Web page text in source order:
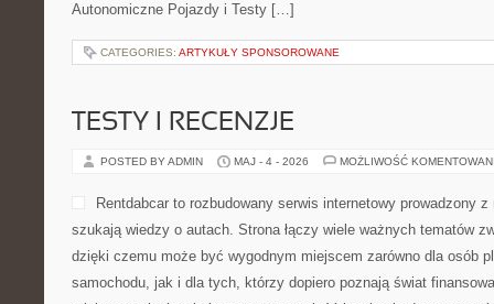
Autonomiczne Pojazdy i Testy […]
CATEGORIES: ARTYKUŁY SPONSOROWANE
TESTY I RECENZJE
POSTED BY ADMIN MAJ - 4 - 2026 MOŻLIWOŚĆ
Rentdabcar to rozbudowany serwis internetowy prowadzony
szukają wiedzy o autach. Strona łączy wiele ważnych tematów
dzięki czemu może być wygodnym miejscem zarówno dla osób
samochodu, jak i dla tych, którzy dopiero poznają świat